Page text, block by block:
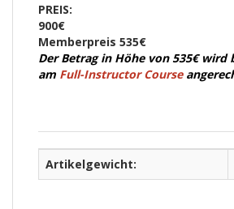
PREIS:
900€
Memberpreis 535€
Der Betrag in Höhe von 535€ wird
am Full-Instructor Course
Artikelgewicht: